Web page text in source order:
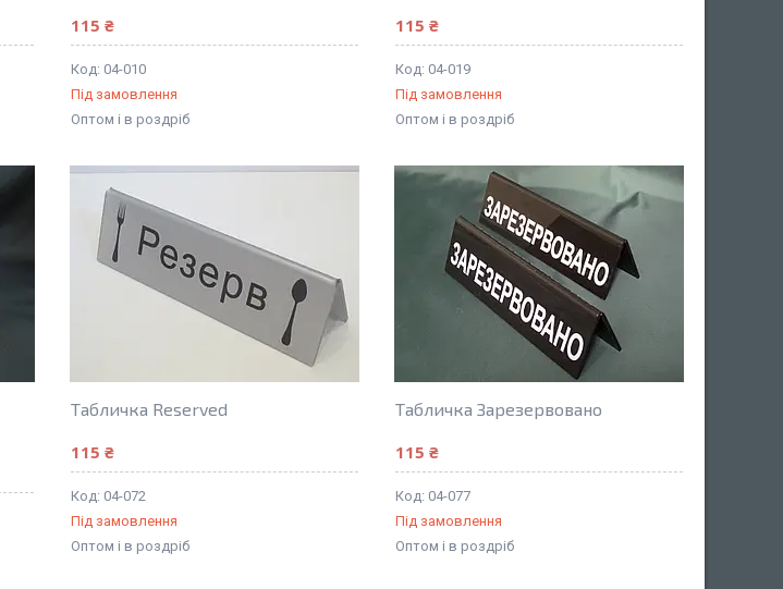
115 ₴
04-010
Під замовлення
Оптом і в роздріб
115 ₴
04-019
Під замовлення
Оптом і в роздріб
Табличка Reserved
115 ₴
04-072
Під замовлення
Оптом і в роздріб
Табличка Зарезервовано
115 ₴
04-077
Під замовлення
Оптом і в роздріб